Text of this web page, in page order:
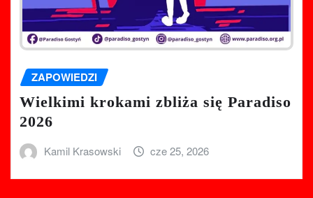
ZAPOWIEDZI
Wielkimi krokami zbliża się Paradiso
2026
Kamil Krasowski cze 25, 2026